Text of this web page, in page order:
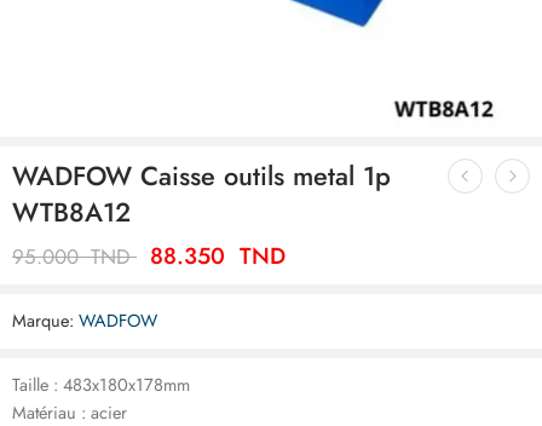
WADFOW Caisse outils metal 1p
WTB8A12
95.000TND 88.350 TND
Marque: WADFOW
Taille : 483x180x178mm
Matériau : acier